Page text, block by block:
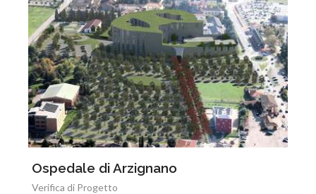
Ospedale di Arzignano
Verifica di Progetto